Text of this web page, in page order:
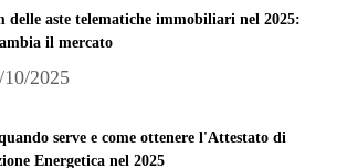
delle aste telematiche immobiliari nel 2025:
il mercato
10/2025
serve e come ottenere l'Attestato di
Energetica nel 2025